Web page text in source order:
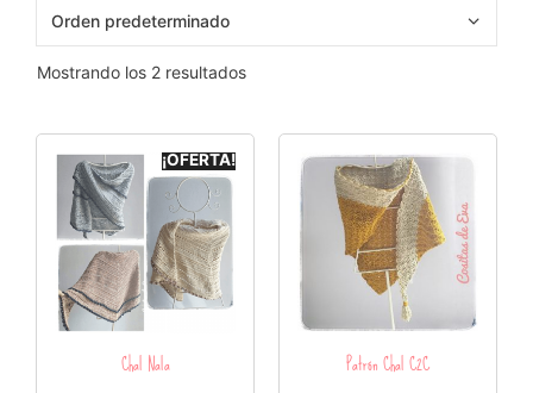
Mostrando los 2 resultados
¡OFERTA!
Chal Nala
Patrón Chal C2C